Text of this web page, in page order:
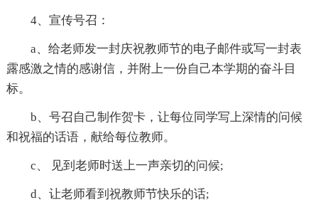
4、宣传号召：
a、给老师发一封庆祝教师节的电子邮件或写一封表
露感激之情的感谢信，并附上一份自己本学期的奋斗目
标。
b、号召自己制作贺卡，让每位同学写上深情的问候
和祝福的话语，献给每位教师。
c、 见到老师时送上一声亲切的问候;
d、让老师看到祝教师节快乐的话;